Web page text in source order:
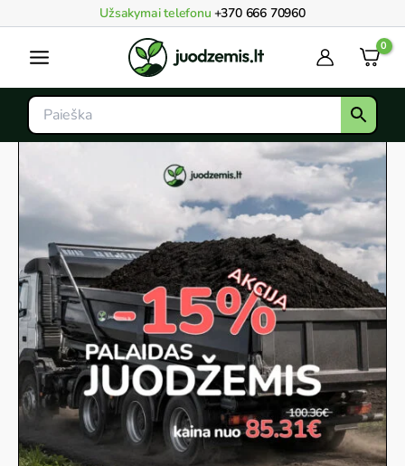
prie
turinio
Užsakymai telefonu +370 666 70960